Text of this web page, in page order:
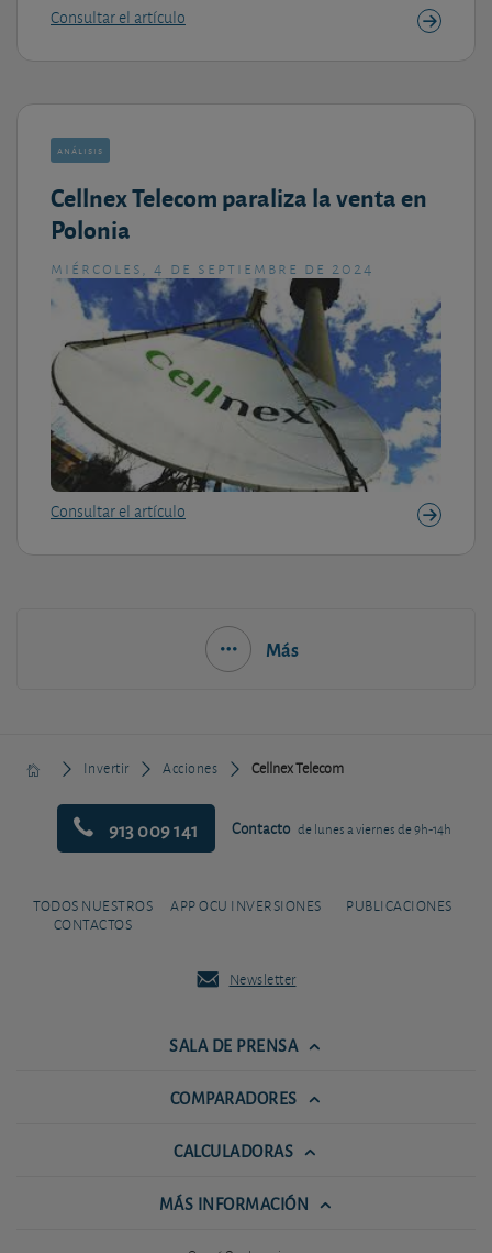
Consultar el artículo
análisis
Cellnex Telecom paraliza la venta en
Polonia
miércoles, 4 de septiembre de 2024
Consultar el artículo
Más
Invertir Acciones Cellnex Telecom
913 009 141 Contacto de lunes a viernes de 9h-14h
TODOS NUESTROS
CONTACTOS
APP OCU INVERSIONES PUBLICACIONES
Newsletter
SALA DE PRENSA
COMPARADORES
CALCULADORAS
MÁS INFORMACIÓN